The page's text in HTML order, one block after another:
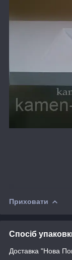
Приховати
Спосіб
Доставка "Нова